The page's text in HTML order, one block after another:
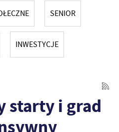
SENIOR
INWESTYCJE
starty i grad